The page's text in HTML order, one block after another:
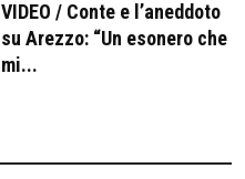
VIDEO / Conte e l’aneddoto
su Arezzo: “Un esonero che
mi...